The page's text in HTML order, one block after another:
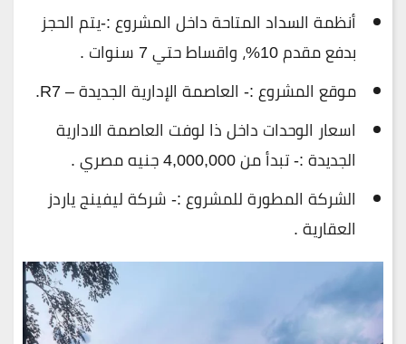
أنظمة السداد المتاحة داخل المشروع :-يتم الحجز
بدفع مقدم 10%، واقساط حتي 7 سنوات .
موقع المشروع :- العاصمة الإدارية الجديدة – R7.
اسعار الوحدات داخل ذا لوفت العاصمة الادارية
الجديدة :- تبدأ من 4,000,000 جنيه مصري .
الشركة المطورة للمشروع :- شركة ليفينج ياردز
العقارية .